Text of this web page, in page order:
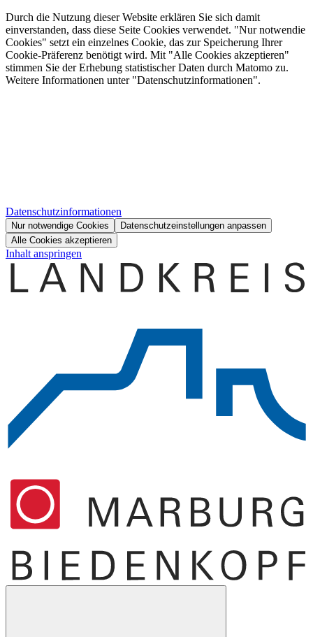
Durch die Nutzung dieser Website erklären Sie sich damit
einverstanden, dass diese Seite Cookies verwendet. "Nur notwendie
Cookies" setzt ein einzelnes Cookie, das zur Speicherung Ihrer
Cookie-Präferenz benötigt wird. Mit "Alle Cookies akzeptieren"
stimmen Sie der Erhebung statistischer Daten durch Matomo zu.
Weitere Informationen unter "Datenschutzinformationen".
Datenschutzinformationen
Nur notwendige Cookies
Datenschutzeinstellungen anpassen
Alle Cookies akzeptieren
Inhalt anspringen